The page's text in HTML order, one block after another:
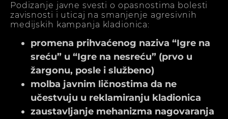
Podizanje javne svesti o opasnostima bolesti
zavisnosti i uticaj na smanjenje agresivnih
medijskih kampanja kladionica:
promena prihvaćenog naziva “Igre na
sreću” u “Igre na nesreću” (prvo u
žargonu, posle i službeno)
molba javnim ličnostima da ne
učestvuju u reklamiranju kladionica
zaustavljanje mehanizma nagovaranja